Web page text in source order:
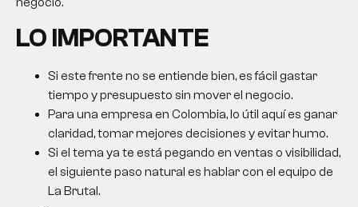
LO IMPORTANTE
Si este frente no se entiende bien, es fácil gastar
tiempo y presupuesto sin mover el negocio.
Para una empresa en Colombia, lo útil aquí es ganar
claridad, tomar mejores decisiones y evitar humo.
Si el tema ya te está pegando en ventas o visibilidad,
el siguiente paso natural es hablar con el equipo de
La Brutal.